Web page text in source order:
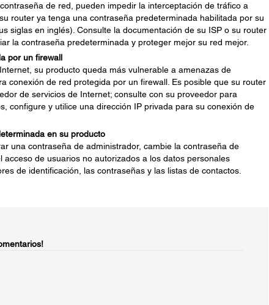
de red, pueden impedir la interceptación de tráfico a
router ya tenga una contraseña predeterminada habilitada por su
siglas en inglés). Consulte la documentación de su ISP o su router
la contraseña predeterminada y proteger mejor su red mejor.
por un firewall
su producto queda más vulnerable a amenazas de
conexión de red protegida por un firewall. Es posible que su router
de servicios de Internet; consulte con su proveedor para
configure y utilice una dirección IP privada para su conexión de
en su producto
una contraseña de administrador, cambie la contraseña de
de usuarios no autorizados a los datos personales
de identificación, las contraseñas y las listas de contactos.